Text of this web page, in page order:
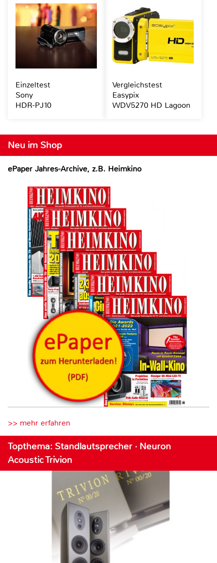
Neu im Shop
ePaper Jahres-Archive, z.B. Heimkino
>> mehr erfahren
Topthema: Standlautsprecher · Neuron
Acoustic Trivion
Einzeltest
Sony
HDR-PJ10
Vergleichstest
Easypix
WDV5270 HD Lagoon